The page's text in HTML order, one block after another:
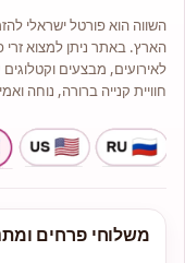
השווה הוא פורטל ישראלי
הארץ. באתר ניתן למצוא
לאירועים, מבצעים
חוויית קנייה ברורה, נוחה
משלוחי פרחים